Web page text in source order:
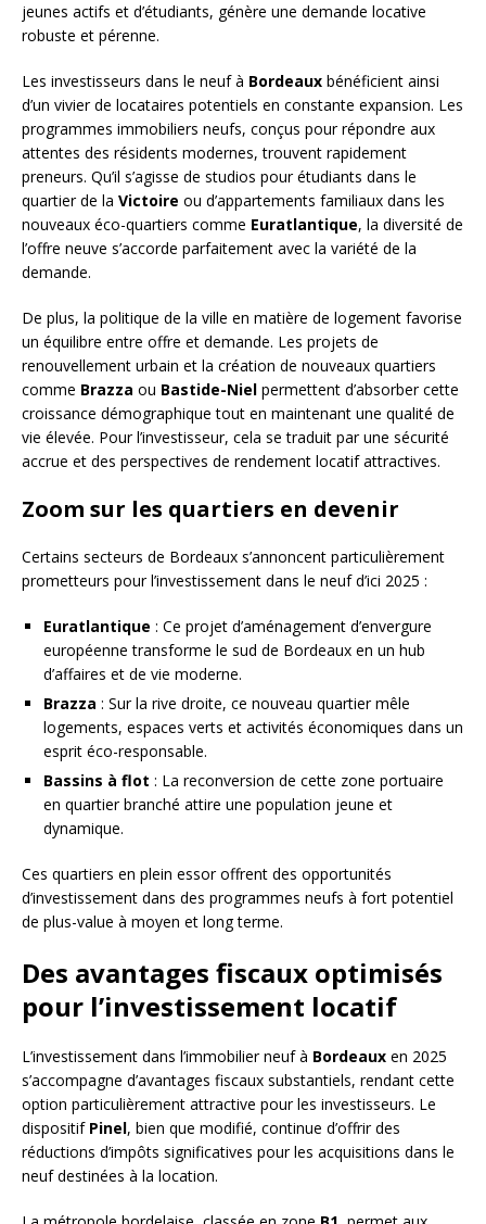
jeunes actifs et d’étudiants, génère une demande locative
robuste et pérenne.
Les investisseurs dans le neuf à Bordeaux bénéficient ainsi
d’un vivier de locataires potentiels en constante expansion. Les
programmes immobiliers neufs, conçus pour répondre aux
attentes des résidents modernes, trouvent rapidement
preneurs. Qu’il s’agisse de studios pour étudiants dans le
quartier de la Victoire ou d’appartements familiaux dans les
nouveaux éco-quartiers comme Euratlantique, la diversité de
l’offre neuve s’accorde parfaitement avec la variété de la
demande.
De plus, la politique de la ville en matière de logement favorise
un équilibre entre offre et demande. Les projets de
renouvellement urbain et la création de nouveaux quartiers
comme Brazza ou Bastide-Niel permettent d’absorber cette
croissance démographique tout en maintenant une qualité de
vie élevée. Pour l’investisseur, cela se traduit par une sécurité
accrue et des perspectives de rendement locatif attractives.
Zoom sur les quartiers en devenir
Certains secteurs de Bordeaux s’annoncent particulièrement
prometteurs pour l’investissement dans le neuf d’ici 2025 :
Euratlantique : Ce projet d’aménagement d’envergure
européenne transforme le sud de Bordeaux en un hub
d’affaires et de vie moderne.
Brazza : Sur la rive droite, ce nouveau quartier mêle
logements, espaces verts et activités économiques dans un
esprit éco-responsable.
Bassins à flot : La reconversion de cette zone portuaire
en quartier branché attire une population jeune et
dynamique.
Ces quartiers en plein essor offrent des opportunités
d’investissement dans des programmes neufs à fort potentiel
de plus-value à moyen et long terme.
Des avantages fiscaux optimisés
pour l’investissement locatif
L’investissement dans l’immobilier neuf à Bordeaux en 2025
s’accompagne d’avantages fiscaux substantiels, rendant cette
option particulièrement attractive pour les investisseurs. Le
dispositif Pinel, bien que modifié, continue d’offrir des
réductions d’impôts significatives pour les acquisitions dans le
neuf destinées à la location.